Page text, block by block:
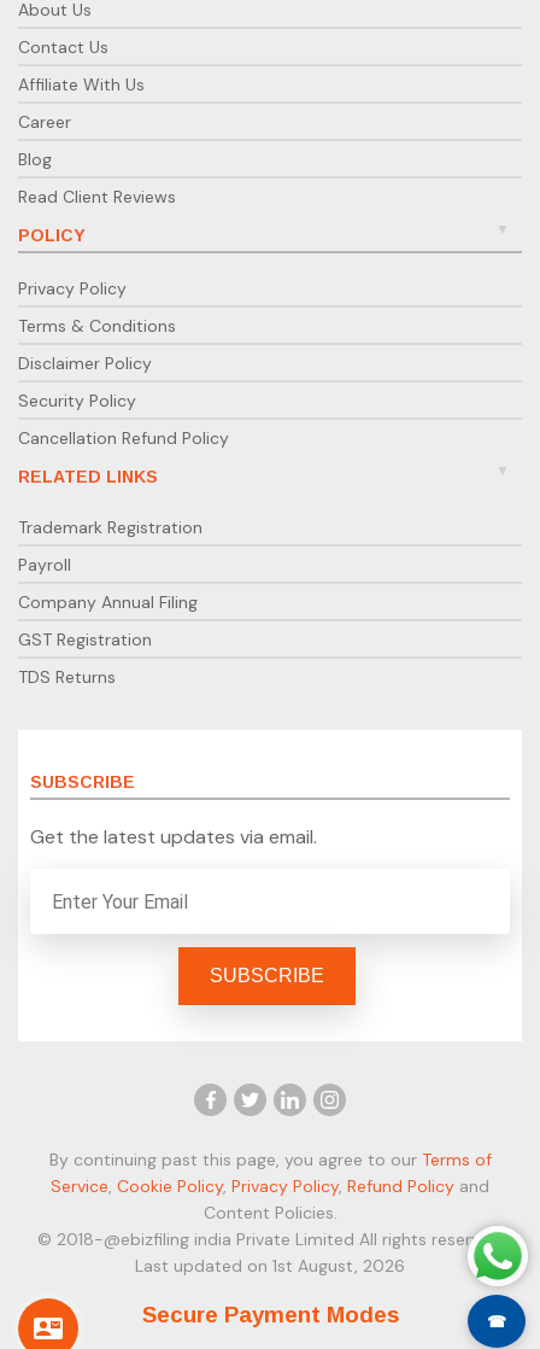
About Us
Contact Us
Affiliate With Us
Career
Blog
Read Client Reviews
POLICY
Privacy Policy
Terms & Conditions
Disclaimer Policy
Security Policy
Cancellation Refund Policy
RELATED LINKS
Trademark Registration
Payroll
Company Annual Filing
GST Registration
TDS Returns
SUBSCRIBE
Get the latest updates via email.
By continuing past this page, you agree to our Terms of
Service, Cookie Policy, Privacy Policy, Refund Policy and
Content Policies.
© 2018-@ebizfiling india Private Limited All rights reserved.
Last updated on 1st August, 2026
Secure Payment Modes ☎